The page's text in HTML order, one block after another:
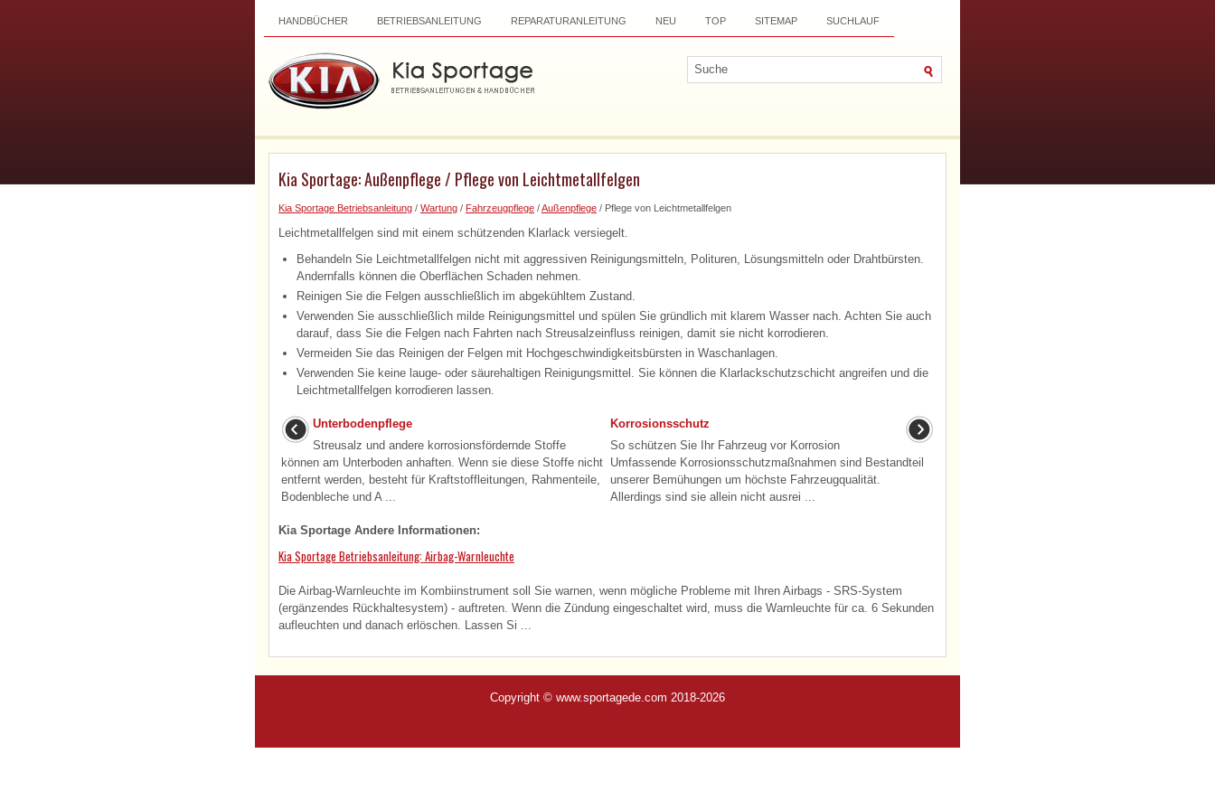
HANDBÜCHER BETRIEBSANLEITUNG REPARATURANLEITUNG NEU TOP SITEMAP SUCHLAUF
Kia Sportage: Außenpflege / Pflege von Leichtmetallfelgen
Kia Sportage Betriebsanleitung / Wartung / Fahrzeugpflege /Außenpflege / Pflege von Leichtmetallfelgen
Leichtmetallfelgen sind mit einem schützenden Klarlack versiegelt.
Behandeln Sie Leichtmetallfelgen nicht mit aggressiven Reinigungsmitteln, Polituren, Lösungsmitteln oder Drahtbürsten.
Andernfalls können die Oberflächen Schaden nehmen.
Reinigen Sie die Felgen ausschließlich im abgekühltem Zustand.
Verwenden Sie ausschließlich milde Reinigungsmittel und spülen Sie gründlich mit klarem Wasser nach. Achten Sie auch
darauf, dass Sie die Felgen nach Fahrten nach Streusalzeinfluss reinigen, damit sie nicht korrodieren.
Vermeiden Sie das Reinigen der Felgen mit Hochgeschwindigkeitsbürsten in Waschanlagen.
Verwenden Sie keine lauge- oder säurehaltigen Reinigungsmittel. Sie können die Klarlackschutzschicht angreifen und die
Leichtmetallfelgen korrodieren lassen.
Unterbodenpflege
Streusalz und andere korrosionsfördernde Stoffe
können am Unterboden anhaften. Wenn sie diese Stoffe nicht
entfernt werden, besteht für Kraftstoffleitungen, Rahmenteile,
Bodenbleche und A ...
Korrosionsschutz
So schützen Sie Ihr Fahrzeug vor Korrosion
Umfassende Korrosionsschutzmaßnahmen sind Bestandteil
unserer Bemühungen um höchste Fahrzeugqualität.
Allerdings sind sie allein nicht ausrei ...
Kia Sportage Andere Informationen:
Kia Sportage Betriebsanleitung: Airbag-Warnleuchte
Die Airbag-Warnleuchte im Kombiinstrument soll Sie warnen, wenn mögliche Probleme mit Ihren Airbags - SRS-System
(ergänzendes Rückhaltesystem) - auftreten. Wenn die Zündung eingeschaltet wird, muss die Warnleuchte für ca. 6 Sekunden
aufleuchten und danach erlöschen. Lassen Si ...
Copyright © www.sportagede.com 2018-2026